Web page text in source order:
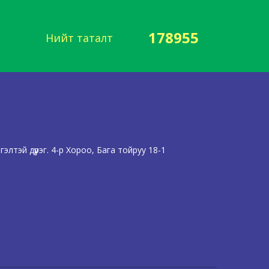
Нийт таталт 178955
дүүрэг. 4-р Хороо, Бага тойруу 18-1